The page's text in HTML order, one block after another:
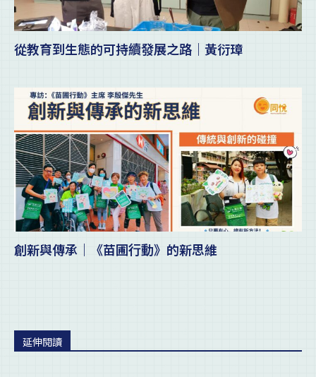
從教育到生態的可持續發展之路｜黃衍璋
創新與傳承｜《苗圃行動》的新思維
延伸閱讀